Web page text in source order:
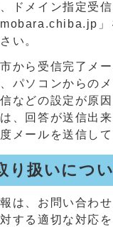
ドメイン指定受
」
い。
から受信完了メ
パソコンからの
などの設定が原
、回答が送信出
メールを送信し
り扱いにつ
は、お問い合わせ
する適切な対応